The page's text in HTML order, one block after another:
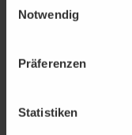
Notwendig
Präferenzen
Statistiken